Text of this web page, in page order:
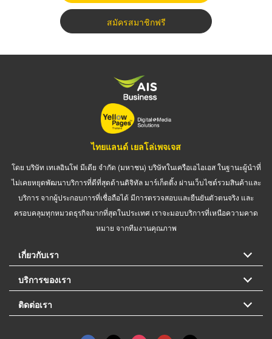
สมัครสมาชิกฟรี
ไทยแลนด์ เยลโล่เพจเจส
โดย บริษัท เทเลอินโฟ มีเดีย จำกัด (มหาชน) บริษัทในเครือเอไอเอส ในฐานะผู้นำที่
ไม่เคยหยุดพัฒนาบริการที่ดีที่สุดด้านดิจิทัล มาร์เก็ตติ้ง ผ่านเว็บไซต์รวมสินค้าและ
บริการ จากผู้ประกอบการที่เชื่อถือได้ มีการตรวจสอบและยืนยันตัวตนจริง และ
ครอบคลุมทุกหมวดธุรกิจมากที่สุดในประเทศ เราจะมอบบริการที่เหนือความคาด
หมาย จากทีมงานคุณภาพ
เกี่ยวกับเรา
บริการของเรา
ติดต่อเรา